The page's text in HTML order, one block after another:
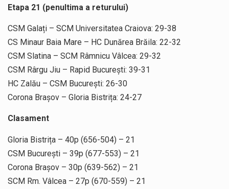
Etapa 21 (penultima a returului)
CSM Galați – SCM Universitatea Craiova: 29-38
CS Minaur Baia Mare – HC Dunărea Brăila: 22-32
CSM Slatina – SCM Râmnicu Vâlcea: 29-32
CSM Rârgu Jiu – Rapid București: 39-31
HC Zalău – CSM București: 26-30
Corona Brașov – Gloria Bistrița: 24-27
Clasament
Gloria Bistrița – 40p (656-504) – 21
CSM București – 39p (677-553) – 21
Corona Brașov – 30p (639-562) – 21
SCM Rm. Vâlcea – 27p (670-559) – 21